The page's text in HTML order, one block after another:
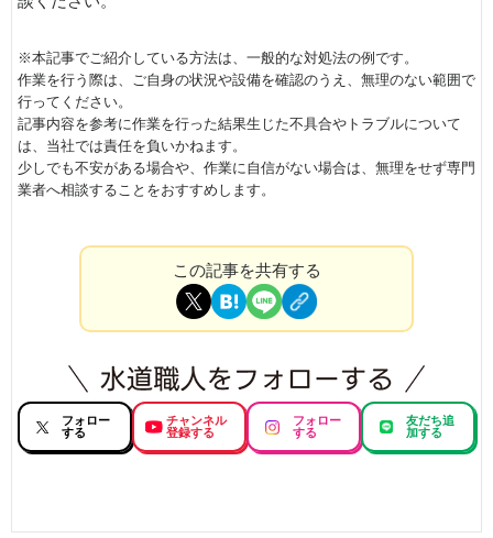
※本記事でご紹介している方法は、一般的な対処法の例です。
作業を行う際は、ご自身の状況や設備を確認のうえ、無理のない範囲で
行ってください。
記事内容を参考に作業を行った結果生じた不具合やトラブルについて
は、当社では責任を負いかねます。
少しでも不安がある場合や、作業に自信がない場合は、無理をせず専門
業者へ相談することをおすすめします。
この記事を共有する
フォロー
する
チャンネル
登録する
フォロー
する
友だち追
加する